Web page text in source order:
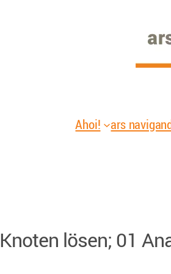
Ahoi! ars
Knoten lösen; 01